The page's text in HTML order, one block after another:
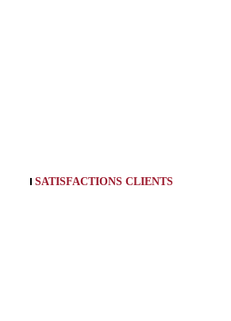
SATISFACTIONS CLIENTS